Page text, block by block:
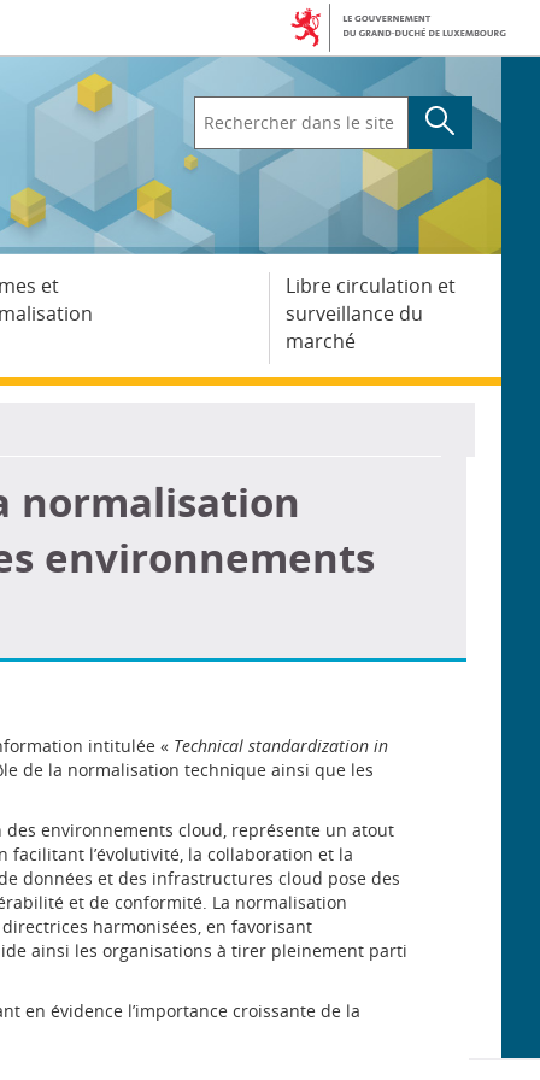
dans
le
et
Libre circulation et
surveillance du
marché
normalisation
environnements
intitulée « Technical standardization in
de la normalisation technique ainsi que les
des environnements cloud, représente un atout
l’évolutivité, la collaboration et la
données et des infrastructures cloud pose des
et de conformité. La normalisation
harmonisées, en favorisant
ainsi les organisations à tirer pleinement parti
en évidence l’importance croissante de la